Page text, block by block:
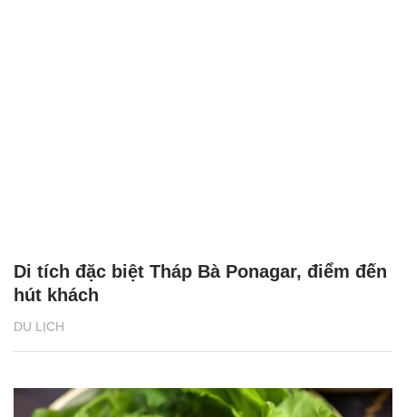
DU LỊCH
Di tích đặc biệt Tháp Bà Ponagar, điểm đến
hút khách